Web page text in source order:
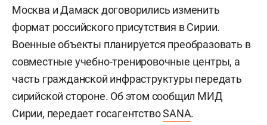
Москва и Дамаск договорились изменить
формат российского присутствия в Сирии.
Военные объекты планируется преобразовать в
совместные учебно-тренировочные центры, а
часть гражданской инфраструктуры передать
сирийской стороне. Об этом сообщил МИД
Сирии, передает госагентствоSANA.